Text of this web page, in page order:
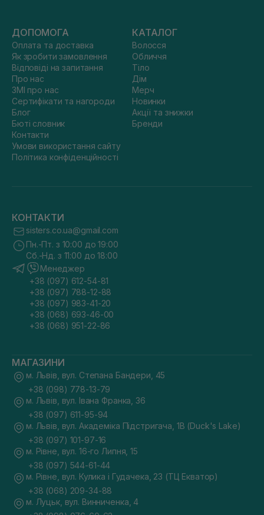
ДОПОМОГА
Оплата та доставка
Як зробити замовлення
Відповіді на запитання
Про нас
ЗМІ про нас
Сертифікати та нагороди
Блог
Бюті словник
Контакти
Умови використання сайту
Політика конфіденційності
КАТАЛОГ
Волосся
Обличчя
Тіло
Дім
Мерч
Новинки
Акції та знижки
Бренди
КОНТАКТИ
sisters.co.ua@gmail.com
Пн.-Пт. з 10:00 до 19:00
Сб.-Нд. з 11:00 до 18:00
Менеджер
+38 (097) 612-54-81
+38 (097) 788-12-88
+38 (097) 983-41-20
+38 (068) 693-46-00
+38 (068) 951-22-86
МАГАЗИНИ
м. Львів, вул. Степана Бандери, 45
+38 (098) 778-13-79
м. Львів, вул. Івана Франка, 36
+38 (097) 611-95-94
м. Львів, вул. Академіка Підстригача, 1В (Duck's Lake)
+38 (097) 101-97-16
м. Рівне, вул. 16-го Липня, 15
+38 (097) 544-61-44
м. Рівне, вул. Кулика і Гудачека, 23 (ТЦ Екватор)
+38 (068) 209-34-88
м. Луцьк, вул. Винниченка, 4